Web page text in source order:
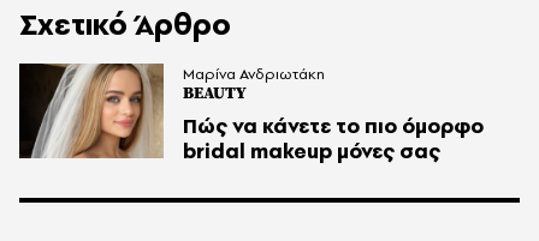
Σχετικό Άρθρο
BEAUTY
Πώς να κάνετε το πιο όμορφο
bridal makeup μόνες σας
Μαρίνα Ανδριωτάκη